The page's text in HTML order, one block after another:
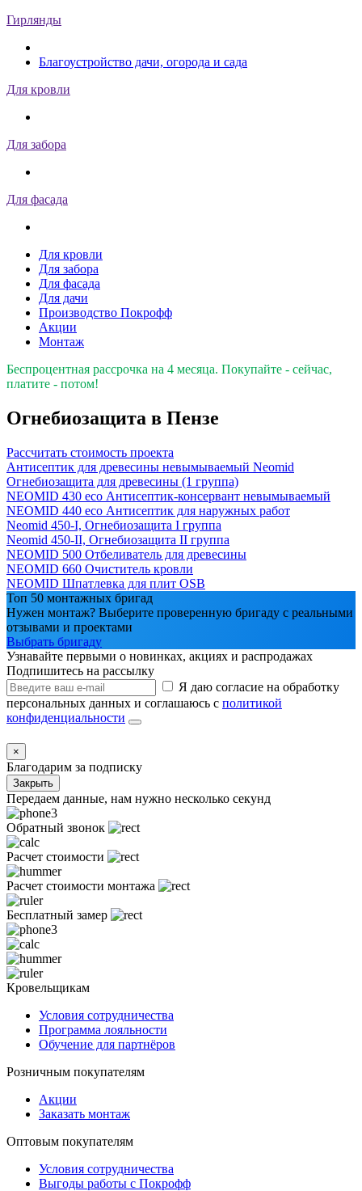
Гирлянды
Благоустройство дачи, огорода и сада
Для кровли
Для забора
Для фасада
Для кровли
Для забора
Для фасада
Для дачи
Производство Покрофф
Акции
Монтаж
Беспроцентная рассрочка на 4 месяца. Покупайте - сейчас,
платите - потом!
Огнебиозащита в Пензе
Рассчитать стоимость проекта
Антисептик для древесины невымываемый Neomid
Огнебиозащита для древесины (1 группа)
NEOMID 430 eco Антисептик-консервант невымываемый
NEOMID 440 eco Антисептик для наружных работ
Neomid 450-I, Огнебиозащита I группа
Neomid 450-II, Огнебиозащита II группа
NEOMID 500 Отбеливатель для древесины
NEOMID 660 Очиститель кровли
NEOMID Шпатлевка для плит OSB
Топ 50 монтажных бригад
Нужен монтаж? Выберите проверенную бригаду с реальными
отзывами и проектами
Выбрать бригаду
Узнавайте первыми о новинках, акциях и распродажах
Подпишитесь на рассылку
Я даю согласие на обработку
персональных данных и соглашаюсь с политикой
конфиденциальности
×
Благодарим за подписку
Закрыть
Передаем данные, нам нужно несколько секунд
Обратный звонок
Расчет стоимости
Расчет стоимости монтажа
Бесплатный замер
Кровельщикам
Условия сотрудничества
Программа лояльности
Обучение для партнёров
Розничным покупателям
Акции
Заказать монтаж
Оптовым покупателям
Условия сотрудничества
Выгоды работы с Покрофф